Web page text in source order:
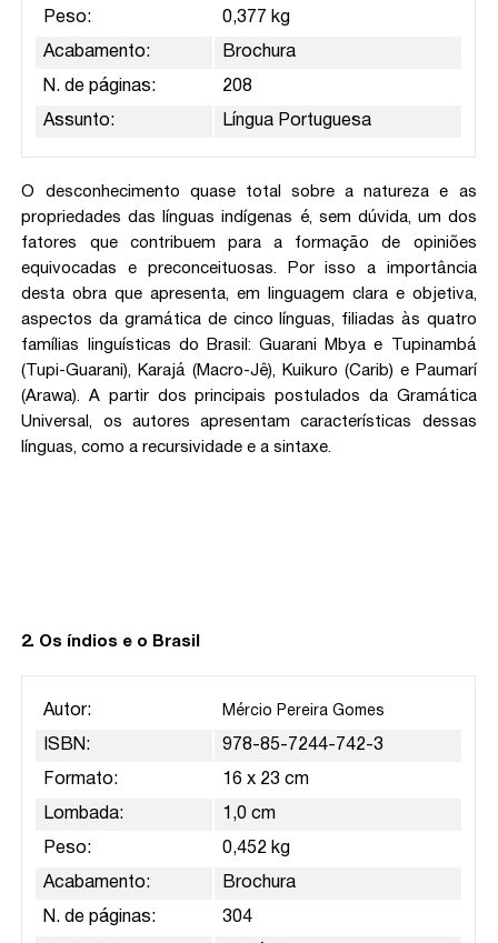
Peso: 0,377 kg
Acabamento: Brochura
N. de páginas: 208
Assunto: Língua Portuguesa
O desconhecimento quase total sobre a natureza e as
propriedades das línguas indígenas é, sem dúvida, um dos
fatores que contribuem para a formação de opiniões
equivocadas e preconceituosas. Por isso a importância
desta obra que apresenta, em linguagem clara e objetiva,
aspectos da gramática de cinco línguas, filiadas às quatro
famílias linguísticas do Brasil: Guarani Mbya e Tupinambá
(Tupi-Guarani), Karajá (Macro-Jê), Kuikuro (Carib) e Paumarí
(Arawa). A partir dos principais postulados da Gramática
Universal, os autores apresentam características dessas
línguas, como a recursividade e a sintaxe.
2. Os índios e o Brasil
Autor: Mércio Pereira Gomes
ISBN: 978-85-7244-742-3
Formato: 16 x 23 cm
Lombada: 1,0 cm
Peso: 0,452 kg
Acabamento: Brochura
N. de páginas: 304